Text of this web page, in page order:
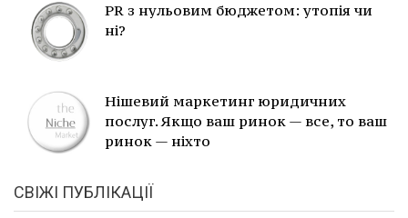
PR з нульовим бюджетом: утопія чи
ні?
Нішевий маркетинг юридичних
послуг. Якщо ваш ринок — все, то ваш
ринок — ніхто
СВІЖІ ПУБЛІКАЦІЇ